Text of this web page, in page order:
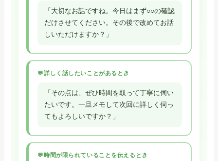
「大切なお話ですね。今日はまず○○の確認
だけさせてください。その後で改めてお話
しいただけますか？」
詳しく話したいことがあるとき
「その点は、ぜひ時間を取って丁寧に伺い
たいです。一旦メモして次回に詳しく伺っ
てもよろしいですか？」
時間が限られていることを伝えるとき